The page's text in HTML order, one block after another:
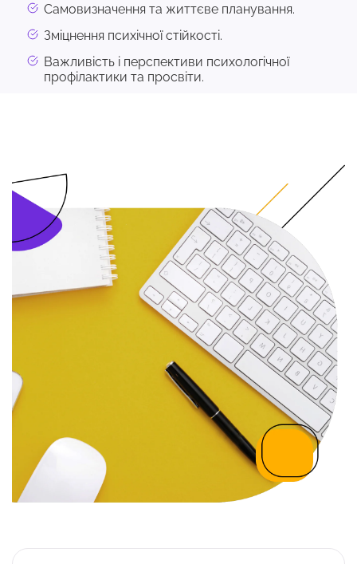
Самовизначення та життєве планування.
Зміцнення психічної стійкості.
Важливість і перспективи психологічної
профілактики та просвіти.